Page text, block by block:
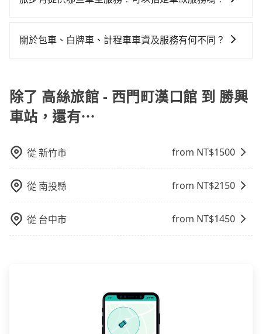
小的風險。最後，雖然路邊隨租隨還看似方便，但實際
隱藏費用，網站試算即真實價格，免去來回電話確認。
座箱型車，如需10人以上巴士，請來信洽詢。
指定車款服務的需求，可以先將您的需先提供旅步，會
關於包車、白牌車、計程車車資及服務有何不同？
依平台預定時價格而定，通常愈長程價格CP值愈高。 計
程車：可24小時隨叫隨到，價格依跳錶而定，如有塞車
也會計算延遲費用，最終價格通常要下車時才知。價格
質、品質不一，如行程有問題，事後無法提供客服申訴
處理。
除了 高絲旅館 - 西門町漢口館 到 勝興
車站，還有⋯
從新竹市 from NT$1500
從 南投縣 from NT$2150
從 台中市 from NT$1450